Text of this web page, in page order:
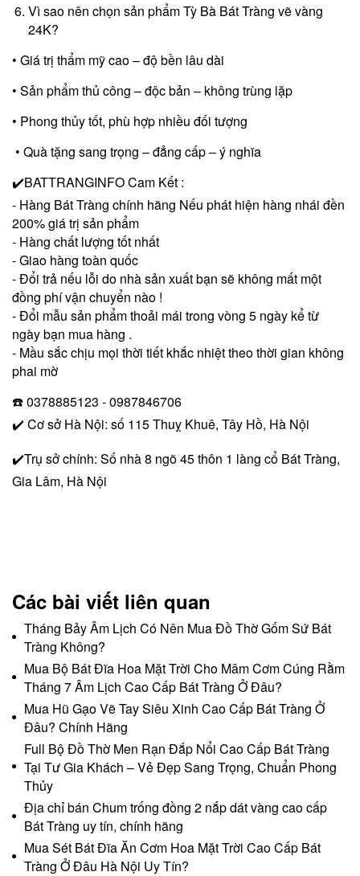
Vì sao nên chọn sản phẩm Tỳ Bà Bát Tràng vẽ vàng
24K?
• Giá trị thẩm mỹ cao – độ bền lâu dài
• Sản phẩm thủ công – độc bản – không trùng lặp
• Phong thủy tốt, phù hợp nhiều đối tượng
• Quà tặng sang trọng – đẳng cấp – ý nghĩa
✔️BATTRANGINFO Cam Kết :
- Hàng Bát Tràng chính hãng Nếu phát hiện hàng nhái đền
200% giá trị sản phẩm
- Hàng chất lượng tốt nhất
- Giao hàng toàn quốc
- Đổi trả nếu lỗi do nhà sản xuất bạn sẽ không mất một
đồng phí vận chuyển nào !
- Đổi mẫu sản phẩm thoải mái trong vòng 5 ngày kể từ
ngày bạn mua hàng .
- Mầu sắc chịu mọi thời tiết khắc nhiệt theo thời gian không
phai mờ
☎️ 0378885123 - 0987846706
✔️ Cơ sở Hà Nội: số 115 Thuỵ Khuê, Tây Hồ, Hà Nội
✔️Trụ sở chính: Số nhà 8 ngõ 45 thôn 1 làng cổ Bát Tràng,
Gia Lâm, Hà Nội
Các bài viết liên quan
Tháng Bảy Âm Lịch Có Nên Mua Đồ Thờ Gốm Sứ Bát
Tràng Không?
Mua Bộ Bát Đĩa Hoa Mặt Trời Cho Mâm Cơm Cúng Rằm
Tháng 7 Âm Lịch Cao Cấp Bát Tràng Ở Đâu?
Mua Hũ Gạo Vẽ Tay Siêu Xinh Cao Cấp Bát Tràng Ở
Đâu? Chính Hãng
Full Bộ Đồ Thờ Men Rạn Đắp Nổi Cao Cấp Bát Tràng
Tại Tư Gia Khách – Vẻ Đẹp Sang Trọng, Chuẩn Phong
Thủy
Địa chỉ bán Chum trống đồng 2 nắp dát vàng cao cấp
Bát Tràng uy tín, chính hãng
Mua Sét Bát Đĩa Ăn Cơm Hoa Mặt Trời Cao Cấp Bát
Tràng Ở Đâu Hà Nội Uy Tín?